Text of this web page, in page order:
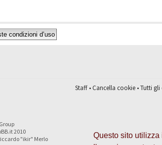
Questo sito
Staff•Cancella cookie• Tutti gli
2010
"ikir" Merlo